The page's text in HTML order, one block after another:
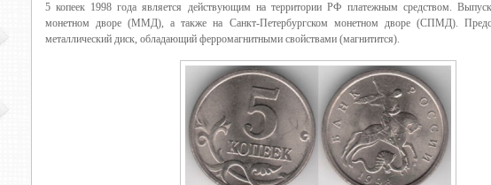
5 копеек 1998 года является действующим на территории РФ платежным средством.
монетном дворе (ММД), а также на Санкт-Петербургском монетном дворе (СПМД).
металлический диск, обладающий ферромагнитными свойствами (магнитится).